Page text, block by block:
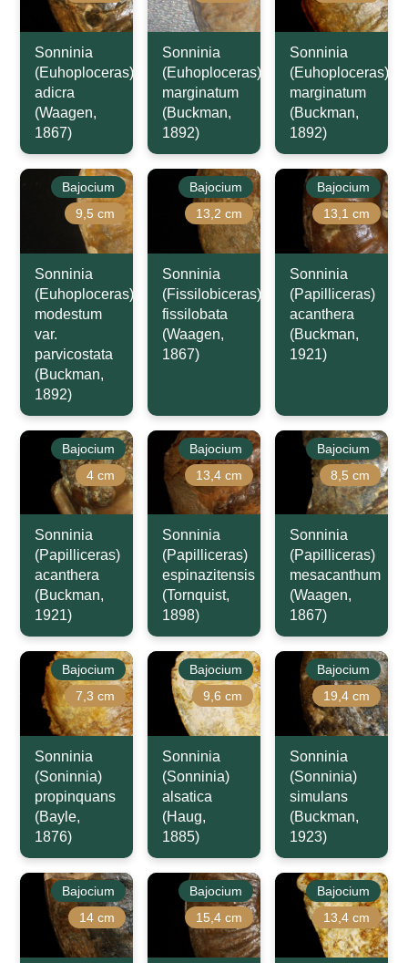
Sonninia
(Euhoploceras)
adicra
(Waagen,
1867)
Sonninia
(Euhoploceras)
marginatum
(Buckman,
1892)
Sonninia
(Euhoploceras)
marginatum
(Buckman,
1892)
Bajocium
9,5 cm
Sonninia
(Euhoploceras)
modestum
var.
parvicostata
(Buckman,
1892)
Bajocium
13,2 cm
Sonninia
(Fissilobiceras)
fissilobata
(Waagen,
1867)
Bajocium
13,1 cm
Sonninia
(Papilliceras)
acanthera
(Buckman,
1921)
Bajocium
4 cm
Sonninia
(Papilliceras)
acanthera
(Buckman,
1921)
Bajocium
13,4 cm
Sonninia
(Papilliceras)
espinazitensis
(Tornquist,
1898)
Bajocium
8,5 cm
Sonninia
(Papilliceras)
mesacanthum
(Waagen,
1867)
Bajocium
7,3 cm
Sonninia
(Soninnia)
propinquans
(Bayle,
1876)
Bajocium
9,6 cm
Sonninia
(Sonninia)
alsatica
(Haug,
1885)
Bajocium
19,4 cm
Sonninia
(Sonninia)
simulans
(Buckman,
1923)
Bajocium
14 cm
Bajocium
15,4 cm
Bajocium
13,4 cm